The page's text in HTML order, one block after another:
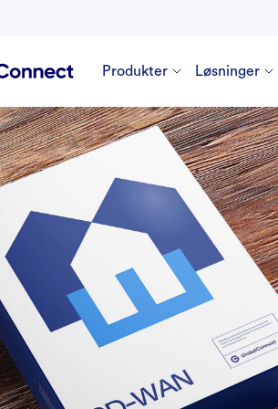
Produkter Løsninger